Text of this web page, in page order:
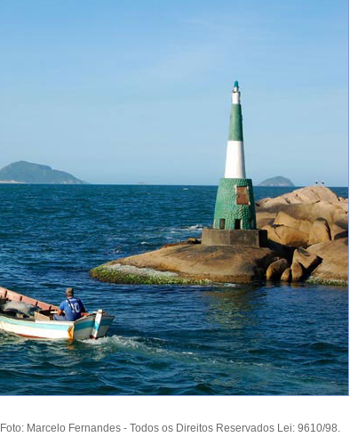
Foto: Marcelo Fernandes - Todos os Direitos Reservados Lei: 9610/98.